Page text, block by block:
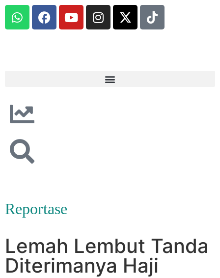
Reportase
Lemah Lembut Tanda
Diterimanya Haji